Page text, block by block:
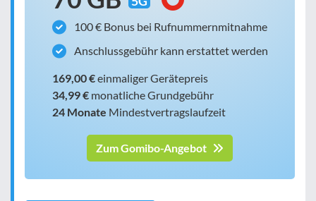
100 € Bonus bei Rufnummernmitnahme
Anschlussgebühr kann erstattet werden
169,00 €einmaliger Gerätepreis
34,99 € monatliche Grundgebühr
24 Monate Mindestvertragslaufzeit
Zum Gomibo-Angebot